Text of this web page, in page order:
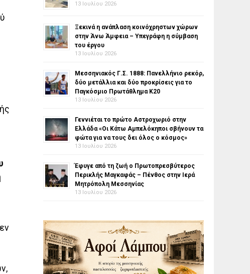
13 Ιουλίου 2026
Ξεκινά η ανάπλαση κοινόχρηστων χώρων
στην Άνω Άμφεια – Υπεγράφη η σύμβαση
του έργου
13 Ιουλίου 2026
Μεσσηνιακός Γ.Σ. 1888: Πανελλήνιο ρεκόρ,
δύο μετάλλια και δύο προκρίσεις για το
Παγκόσμιο Πρωτάθλημα Κ20
13 Ιουλίου 2026
Γεννιέται το πρώτο Αστροχωριό στην
Ελλάδα «Οι Κάτω Αμπελόκηποι σβήνουν τα
φώτα για να τους δει όλος ο κόσμος»
13 Ιουλίου 2026
Έφυγε από τη ζωή ο Πρωτοπρεσβύτερος
Περικλής Μαγκαφάς – Πένθος στην Ιερά
Μητρόπολη Μεσσηνίας
13 Ιουλίου 2026